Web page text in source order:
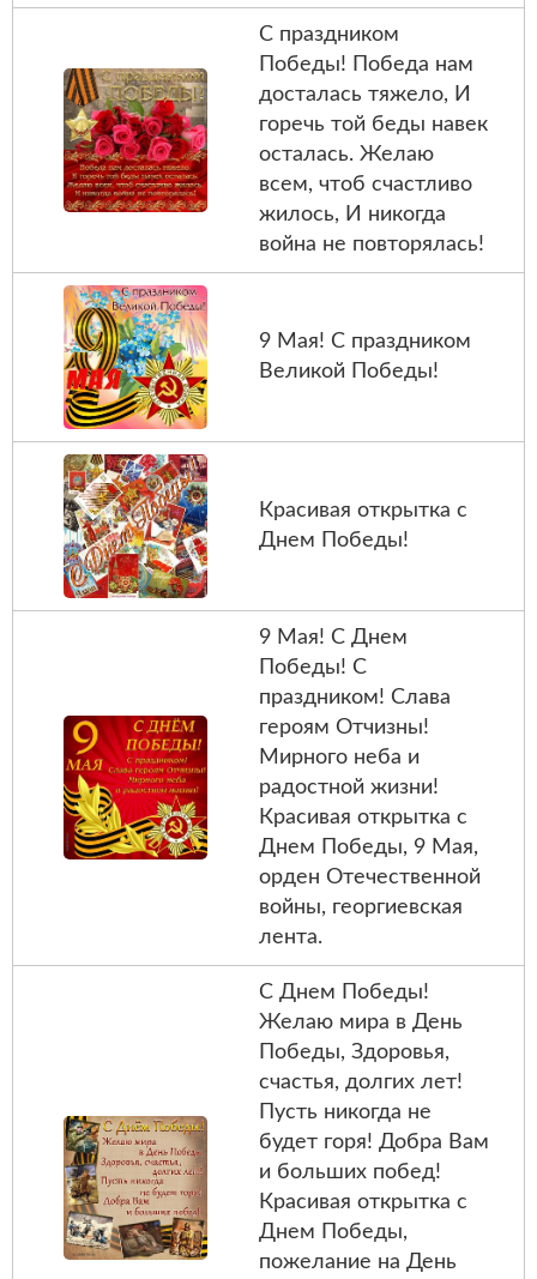
С праздником
Победы! Победа нам
досталась тяжело, И
горечь той беды навек
осталась. Желаю
всем, чтоб счастливо
жилось, И никогда
война не повторялась!
9 Мая! С праздником
Великой Победы!
Красивая открытка с
Днем Победы!
9 Мая! С Днем
Победы! С
праздником! Слава
героям Отчизны!
Мирного неба и
радостной жизни!
Красивая открытка с
Днем Победы, 9 Мая,
орден Отечественной
войны, георгиевская
лента.
С Днем Победы!
Желаю мира в День
Победы, Здоровья,
счастья, долгих лет!
Пусть никогда не
будет горя! Добра Вам
и больших побед!
Красивая открытка с
Днем Победы,
пожелание на День